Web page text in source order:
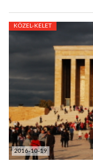
DOBRAVERO.HU
LATIMO.HU
2016-10-19
KÖZEL-KELET